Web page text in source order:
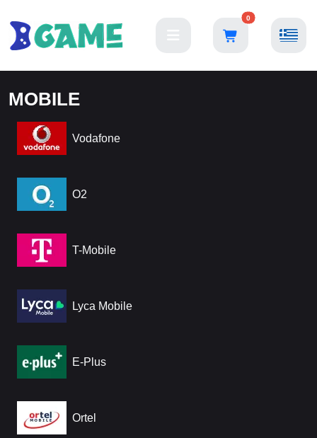
0
MOBILE
Vodafone
O2
T-Mobile
Lyca Mobile
E-Plus
Ortel